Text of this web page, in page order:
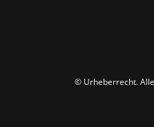
© Urheberrecht.